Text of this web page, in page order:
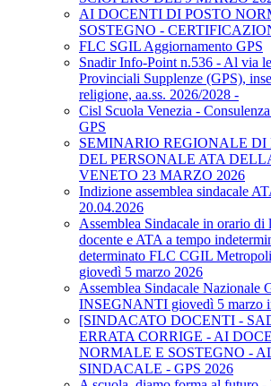
AI DOCENTI DI POSTO
SOSTEGNO -
FLC SGIL Aggiornamento GPS
Snadir Info-Point n.536 - Al via
Provinciali Supplenze (GPS),
religione, aa.ss. 2026/2028 -
Cisl Scuola Venezia -
GPS
SEMINARIO REGIONALE DI
DEL PERSONALE ATA
VENETO 23 MARZO 2026
Indizione assemblea sindacale
20.04.2026
Assemblea Sindacale in orario di
docente e ATA a tempo
determinato FLC CGIL
giovedì 5 marzo 2026
Assemblea Sindacale
INSEGNANTI giovedì 5 marzo
[SINDACATO DOCENTI -
ERRATA CORRIGE - AI
NORMALE E SOSTEGNO -
SINDACALE - GPS 2026